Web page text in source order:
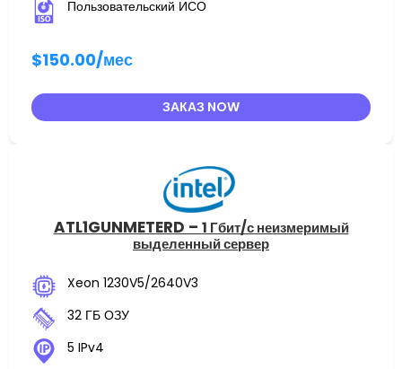
Пользовательский ИСО
$150.00/мес
ЗАКАЗ NOW
ATL1GUNMETERD – 1 Гбит/с неизмеримый
выделенный сервер
Xeon 1230V5/2640V3
32 ГБ ОЗУ
5 IPv4